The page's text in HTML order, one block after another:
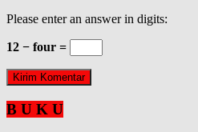
Please enter an answer in digits:
12 − four =
B U K U